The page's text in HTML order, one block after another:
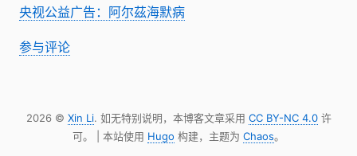
央视公益广告：阿尔茲海默病
参与评论
2026 © Xin Li. 如无特别说明，本博客文章采用 CC BY-NC 4.0许
可。 | 本站使用 Hugo 构建，主题为 Chaos。